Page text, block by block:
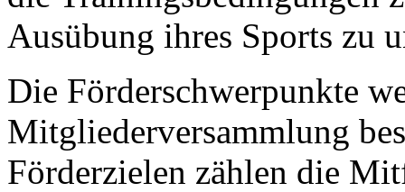
Ausübung ihres Sports zu
Die Förderschwerpunkte
Mitgliederversammlung
Förderzielen zählen die